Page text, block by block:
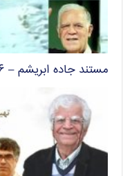
مستند جاده ابریشم – ۲۶ قسمتی (دوبله فارسی)